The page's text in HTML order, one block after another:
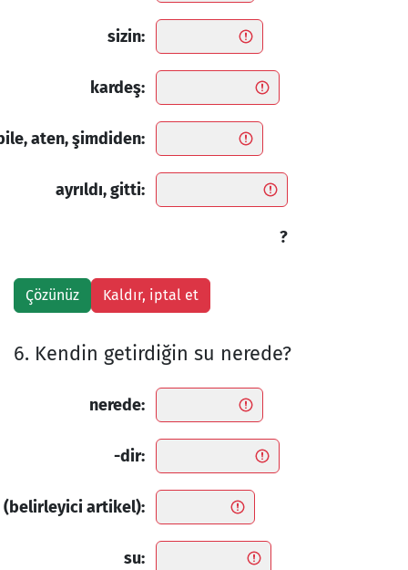
sizin:
kardeş:
aten, şimdiden:
ayrıldı, gitti:
?
6. Kendin getirdiğin su nerede?
nerede:
-dir:
(belirleyici artikel):
su: